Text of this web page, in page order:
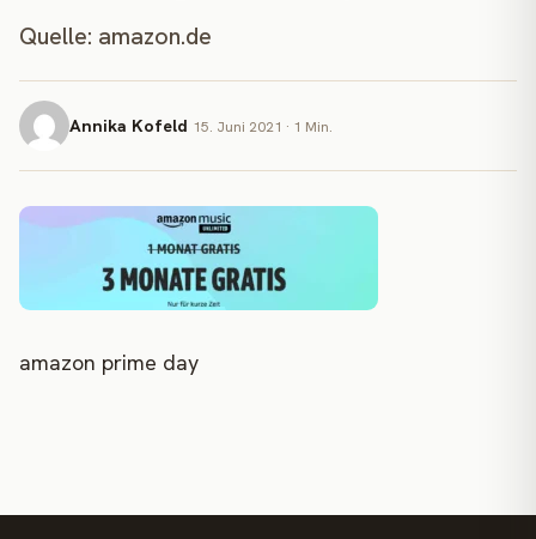
Quelle: amazon.de
Annika Kofeld 15. Juni 2021 · 1 Min.
amazon prime day